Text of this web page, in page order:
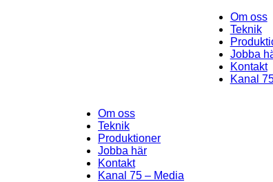
Om oss
Teknik
Jobba
Kontakt
Kanal
Om oss
Teknik
Produktioner
Jobba här
Kontakt
Kanal 75 – Media